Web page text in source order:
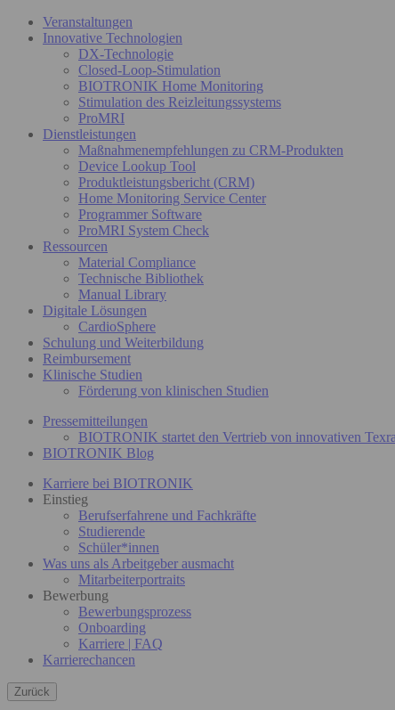
Veranstaltungen
Innovative Technologien
DX-Technologie
Closed-Loop-Stimulation
BIOTRONIK Home Monitoring
Stimulation des Reizleitungssystems
ProMRI
Dienstleistungen
Maßnahmenempfehlungen zu CRM-Produkten
Device Lookup Tool
Produktleistungsbericht (CRM)
Home Monitoring Service Center
Programmer Software
ProMRI System Check
Ressourcen
Material Compliance
Technische Bibliothek
Manual Library
Digitale Lösungen
CardioSphere
Schulung und Weiterbildung
Reimbursement
Klinische Studien
Förderung von klinischen Studien
Pressemitteilungen
BIOTRONIK startet den Vertrieb von innovativen
BIOTRONIK Blog
Karriere bei BIOTRONIK
Einstieg
Berufserfahrene und Fachkräfte
Studierende
Schüler*innen
Was uns als Arbeitgeber ausmacht
Mitarbeiterportraits
Bewerbung
Bewerbungsprozess
Onboarding
Karriere | FAQ
Karrierechancen
Zurück